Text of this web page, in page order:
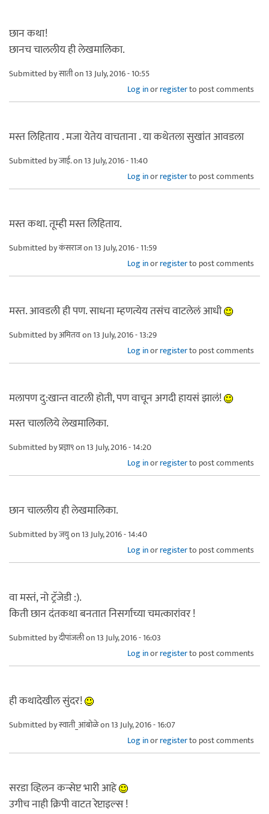
छान कथा!
छानच चाललीय ही लेखमालिका.
Submitted byसातीon 13 July, 2016 - 10:55
Log inorregisterto post comments
मस्त लिहिताय . मजा येतेय वाचताना . या कथेतला सुखांत आवडला
Submitted byजाई.on 13 July, 2016 - 11:40
Log inorregisterto post comments
मस्त कथा. तूम्ही मस्त लिहिताय.
Submitted byकंसराजon 13 July, 2016 - 11:59
Log inorregisterto post comments
मस्त. आवडली ही पण. साधना म्हणत्येय तसंच वाटलेलं आधी
Submitted byअमितवon 13 July, 2016 - 13:29
Log inorregisterto post comments
मलापण दु:खान्त वाटली होती, पण वाचून अगदी हायसं झालं!
मस्त चाललिये लेखमालिका.
Submitted byप्रज्ञा९on 13 July, 2016 - 14:20
Log inorregisterto post comments
छान चाललीय ही लेखमालिका.
Submitted byजयुon 13 July, 2016 - 14:40
Log inorregisterto post comments
वा मस्तं, नो ट्रॅजेडी :).
किती छान दंतकथा बनतात निसर्गाच्या चमत्कारांवर !
Submitted byदीपांजलीon 13 July, 2016 - 16:03
Log inorregisterto post comments
ही कथादेखील सुंदर!
Submitted byस्वाती_आंबोळेon 13 July, 2016 - 16:07
Log inorregisterto post comments
सरडा व्हिलन कन्सेप्ट भारी आहे
उगीच नाही क्रिपी वाटत रेप्टाइल्स !